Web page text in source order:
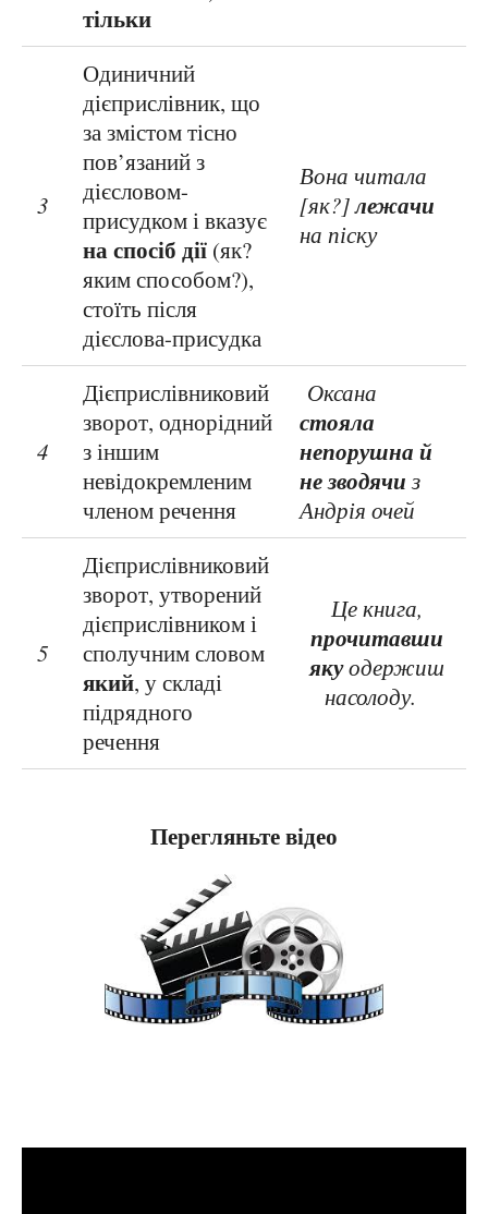
тільки
3
Одиничний
дієприслівник, що
за змістом тісно
пов’язаний з
дієсловом-
присудком і вказує
на спосіб дії (як?
яким способом?),
стоїть після
дієслова-присудка
Вона читала
[як?]лежачи
на піску
4
Дієприслівниковий
зворот, однорідний
з іншим
невідокремленим
членом речення
Оксана
стояла
непорушна й
не зводячиз
Андрія очей
5
Дієприслівниковий
зворот, утворений
дієприслівником і
сполучним словом
який, у складі
підрядного
речення
Це книга,
прочитавши
якуодержиш
насолоду.
Перегляньте відео